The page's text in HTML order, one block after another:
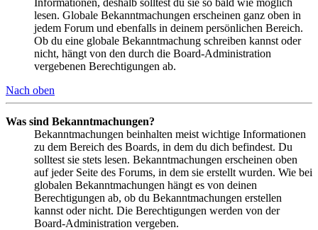
lesen. Globale Bekanntmachungen erscheinen ganz oben in
jedem Forum und ebenfalls in deinem persönlichen Bereich.
Ob du eine globale Bekanntmachung schreiben kannst oder
nicht, hängt von den durch die Board-Administration
vergebenen Berechtigungen ab.
Nach oben
Was sind Bekanntmachungen?
Bekanntmachungen beinhalten meist wichtige Informationen
zu dem Bereich des Boards, in dem du dich befindest. Du
solltest sie stets lesen. Bekanntmachungen erscheinen oben
auf jeder Seite des Forums, in dem sie erstellt wurden. Wie bei
globalen Bekanntmachungen hängt es von deinen
Berechtigungen ab, ob du Bekanntmachungen erstellen
kannst oder nicht. Die Berechtigungen werden von der
Board-Administration vergeben.